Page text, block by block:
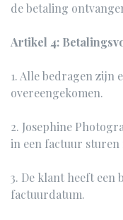
de betaling
Artikel 4:
1. Alle bedragen zijn
overeengekomen.
2. Josephine
in een factuur sturen
3. De klant heeft een
factuurdatum.